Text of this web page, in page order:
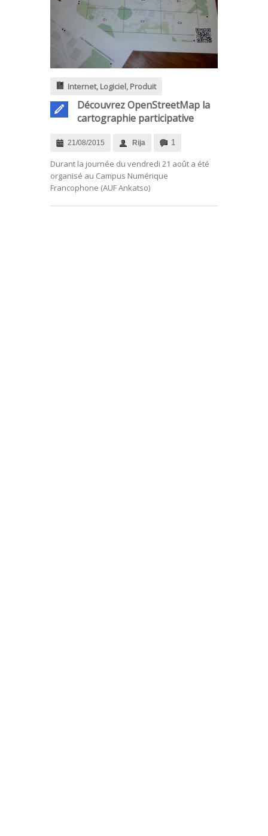
Internet, Logiciel, Produit
Découvrez OpenStreetMap la
cartographie participative
21/08/2015 Rija 1
Durant la journée du vendredi 21 août a été
organisé au Campus Numérique
Francophone (AUF Ankatso)